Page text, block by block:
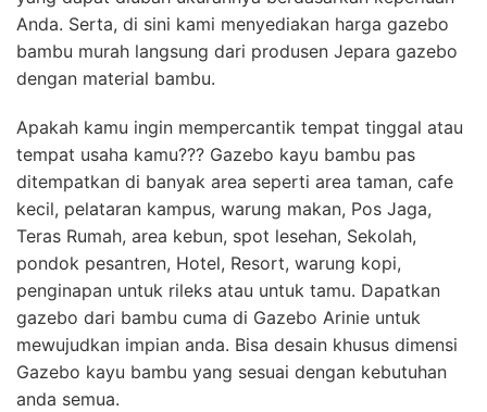
Anda. Serta, di sini kami menyediakan harga gazebo
bambu murah langsung dari produsen Jepara gazebo
dengan material bambu.
Apakah kamu ingin mempercantik tempat tinggal atau
tempat usaha kamu??? Gazebo kayu bambu pas
ditempatkan di banyak area seperti area taman, cafe
kecil, pelataran kampus, warung makan, Pos Jaga,
Teras Rumah, area kebun, spot lesehan, Sekolah,
pondok pesantren, Hotel, Resort, warung kopi,
penginapan untuk rileks atau untuk tamu. Dapatkan
gazebo dari bambu cuma di Gazebo Arinie untuk
mewujudkan impian anda. Bisa desain khusus dimensi
Gazebo kayu bambu yang sesuai dengan kebutuhan
anda semua.